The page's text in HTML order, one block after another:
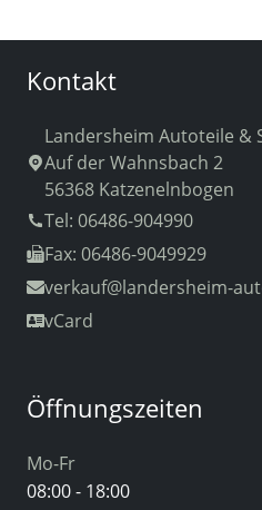
Kontakt
Landersheim Autoteile &
Auf der Wahnsbach 2
56368 Katzenelnbogen
Tel: 06486-904990
Fax: 06486-9049929
verkauf@landersheim-
vCard
Öffnungszeiten
Mo-Fr
08:00 - 18:00